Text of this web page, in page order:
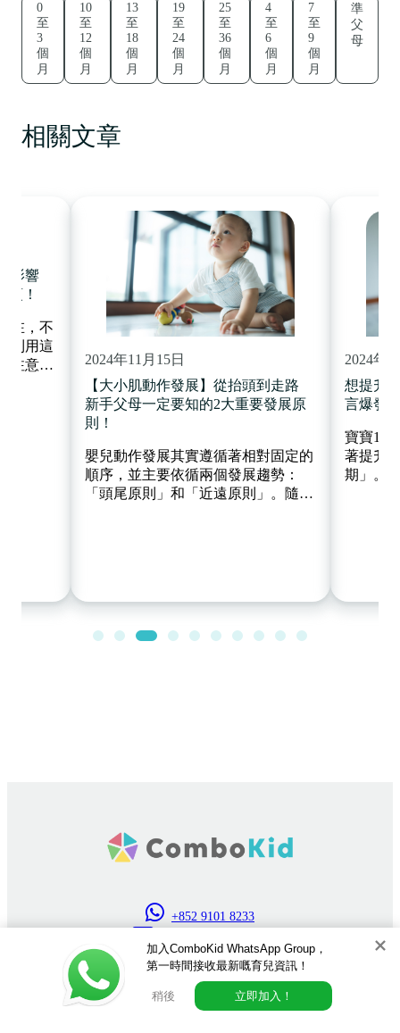
0
至
3
個
月
10
至
12
個
月
13
至
18
個
月
19
至
24
個
月
25
至
36
個
月
4
至
6
個
月
7
至
9
個
月
準
父
母
相關文章
影響
項！
在，不
利用這
注意
2024年11月15日
【大小肌動作發展】從抬頭到走路
新手父母一定要知的2大重要發展原
則！
嬰兒動作發展其實遵循著相對固定的
順序，並主要依循兩個發展趨勢：
「頭尾原則」和「近遠原則」。隨著
2024年
想提升
言爆發
寶寶18
著提升
期」。
+852 9101 8233
© 2025 COMBOKID™, COMBOKID GROW LIMITED, All Rights Reserved.
服務條款
| 隱私權政策
加入ComboKid WhatsApp Group，
第一時間接收最新嘅育兒資訊！
立即加入！
稍後